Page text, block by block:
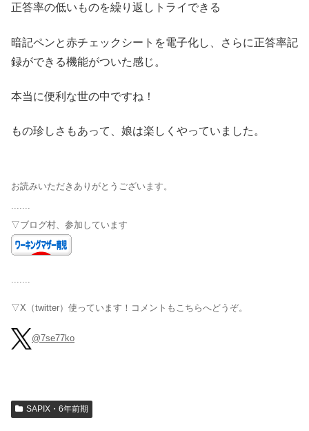
正答率の低いものを繰り返しトライできる
暗記ペンと赤チェックシートを電子化し、さらに正答率記
録ができる機能がついた感じ。
本当に便利な世の中ですね！
もの珍しさもあって、娘は楽しくやっていました。
お読みいただきありがとうございます。
▽ブログ村、参加しています
▽X（twitter）使っています！コメントもこちらへどうぞ。
@7se77ko
SAPIX・6年前期